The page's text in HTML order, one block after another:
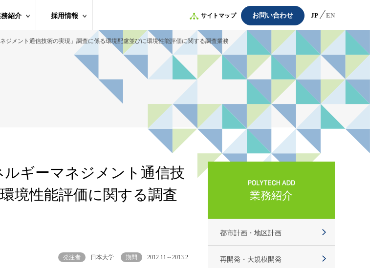
紹介 採用情報 サイトマップ お問い合わせ JP EN
ジメント通信技術の実現」調査に係る環境配慮並びに環境性能評価に関する調査業務
ルギーマネジメント通信技
境性能評価に関する調査
発注者 日本大学 期間 2012.11～2013.2
業務紹介
都市計画・地区計画
再開発・大規模開発